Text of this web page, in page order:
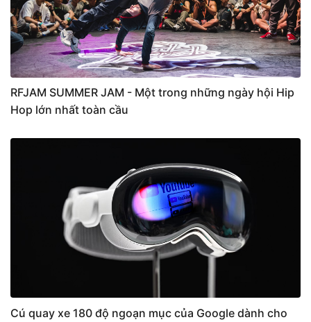
RFJAM SUMMER JAM - Một trong những ngày hội Hip
Hop lớn nhất toàn cầu
Cú quay xe 180 độ ngoạn mục của Google dành cho